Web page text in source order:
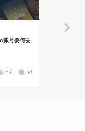
账号要何去
57 54